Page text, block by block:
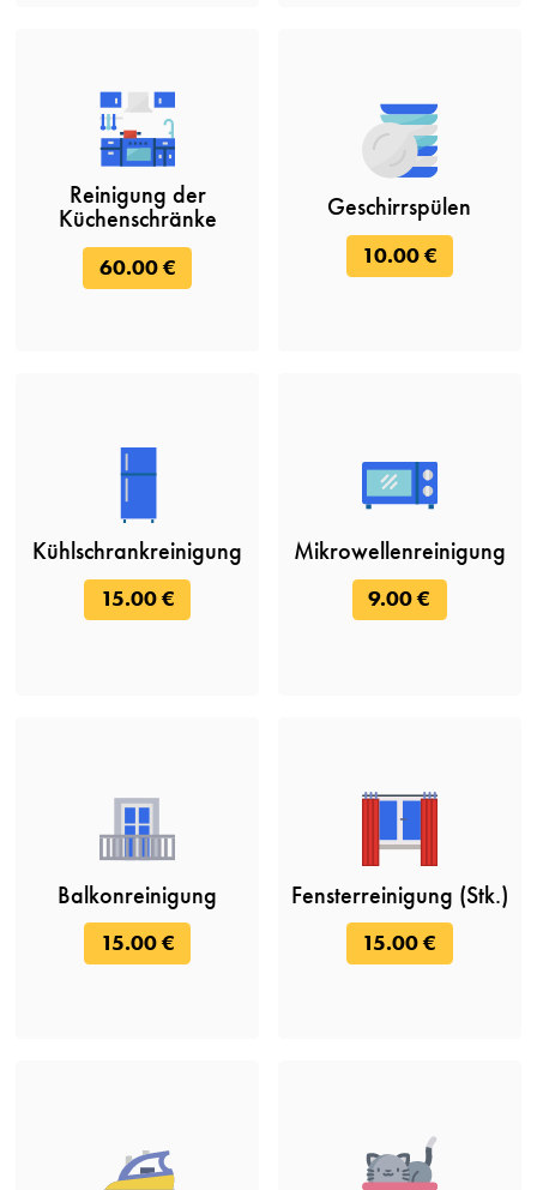
Reinigung der
Küchenschränke
60.00 €
Geschirrspülen
10.00 €
Kühlschrankreinigung
15.00 €
Mikrowellenreinigung
9.00 €
Balkonreinigung
15.00 €
Fensterreinigung (Stk.)
15.00 €